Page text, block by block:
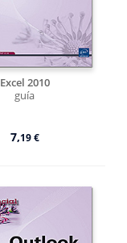
Excel 2010
guía
7,19 €